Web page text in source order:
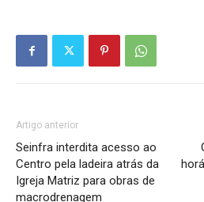
Artigo anterior
Seinfra interdita acesso ao
Centro pela ladeira atrás da
Igreja Matriz para obras de
macrodrenagem